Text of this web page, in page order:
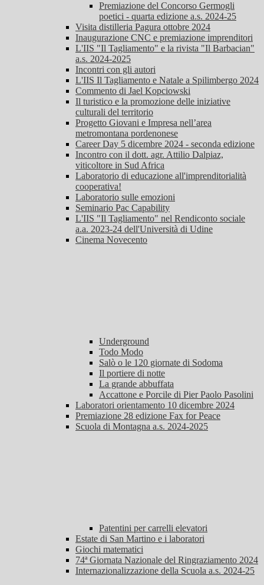
Premiazione del Concorso Germogli
poetici - quarta edizione a.s. 2024-25
Visita distilleria Pagura ottobre 2024
Inaugurazione CNC e premiazione imprenditori
L'IIS "Il Tagliamento" e la rivista "Il Barbacian"
a.s. 2024-2025
Incontri con gli autori
L'IIS Il Tagliamento e Natale a Spilimbergo 2024
Commento di Jael Kopciowski
Il turistico e la promozione delle iniziative
culturali del territorio
Progetto Giovani e Impresa nell’area
metromontana pordenonese
Career Day 5 dicembre 2024 - seconda edizione
Incontro con il dott. agr. Attilio Dalpiaz,
viticoltore in Sud Africa
Laboratorio di educazione all'imprenditorialità
cooperativa!
Laboratorio sulle emozioni
Seminario Pac Capability
L'IIS "Il Tagliamento" nel Rendiconto sociale
a.a. 2023-24 dell'Università di Udine
Cinema Novecento
Underground
Todo Modo
Salò o le 120 giornate di Sodoma
Il portiere di notte
La grande abbuffata
Accattone e Porcile di Pier Paolo Pasolini
Laboratori orientamento 10 dicembre 2024
Premiazione 28 edizione Fax for Peace
Scuola di Montagna a.s. 2024-2025
Patentini per carrelli elevatori
Estate di San Martino e i laboratori
Giochi matematici
74ª Giornata Nazionale del Ringraziamento 2024
Internazionalizzazione della Scuola a.s. 2024-25